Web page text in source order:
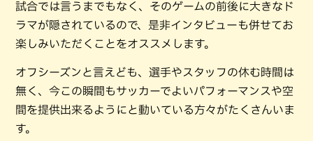
試合では言うまでもなく、そのゲームの前後に大きなド
ラマが隠されているので、是非インタビューも併せてお
楽しみいただくことをオススメします。
オフシーズンと言えども、選手やスタッフの休む時間は
無く、今この瞬間もサッカーでよいパフォーマンスや空
間を提供出来るようにと動いている方々がたくさんいま
す。